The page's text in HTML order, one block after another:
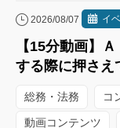
2026/08/07 イ
【15分動画】
する際に押さえ
総務・法務 コ
動画コンテンツ